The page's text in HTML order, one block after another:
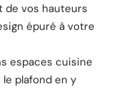
de vos hauteurs
épuré à votre
espaces cuisine
plafond en y